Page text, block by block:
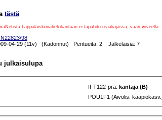
tästä
Lappalaiskoiratietokantaan ei tapahdu reaaliajassa, vaan
98
04-29 (11v) (Kadonnut) Pentueita: 2 Jälkeläisiä: 7
julkaisulupa
IFT122-pra: kantaja (B)
POU1F1 (Aivolis.